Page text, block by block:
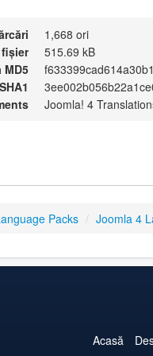
1,668 ori
fișier
515.69 kB
MD5
Joomla! 4
Packs / Joomla 4
Acasă